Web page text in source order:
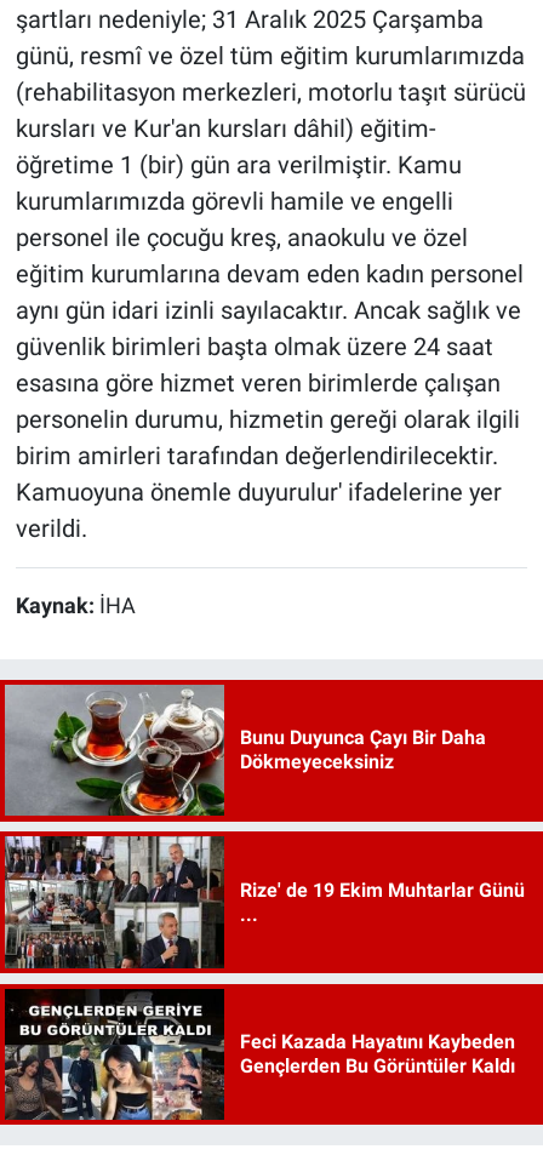
şartları nedeniyle; 31 Aralık 2025 Çarşamba
günü, resmî ve özel tüm eğitim kurumlarımızda
(rehabilitasyon merkezleri, motorlu taşıt sürücü
kursları ve Kur'an kursları dâhil) eğitim-
öğretime 1 (bir) gün ara verilmiştir. Kamu
kurumlarımızda görevli hamile ve engelli
personel ile çocuğu kreş, anaokulu ve özel
eğitim kurumlarına devam eden kadın personel
aynı gün idari izinli sayılacaktır. Ancak sağlık ve
güvenlik birimleri başta olmak üzere 24 saat
esasına göre hizmet veren birimlerde çalışan
personelin durumu, hizmetin gereği olarak ilgili
birim amirleri tarafından değerlendirilecektir.
Kamuoyuna önemle duyurulur' ifadelerine yer
verildi.
Kaynak: İHA
Bunu Duyunca Çayı Bir Daha
Dökmeyeceksiniz
Rize' de 19 Ekim Muhtarlar Günü
...
Feci Kazada Hayatını Kaybeden
Gençlerden Bu Görüntüler Kaldı